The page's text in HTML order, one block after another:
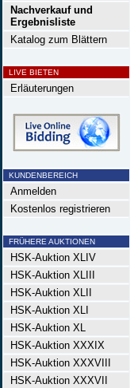
Nachverkauf und
Ergebnisliste
Katalog zum Blättern
LIVE BIETEN
Erläuterungen
KUNDENBEREICH
Anmelden
Kostenlos registrieren
FRÜHERE AUKTIONEN
HSK-Auktion XLIV
HSK-Auktion XLIII
HSK-Auktion XLII
HSK-Auktion XLI
HSK-Auktion XL
HSK-Auktion XXXIX
HSK-Auktion XXXVIII
HSK-Auktion XXXVII